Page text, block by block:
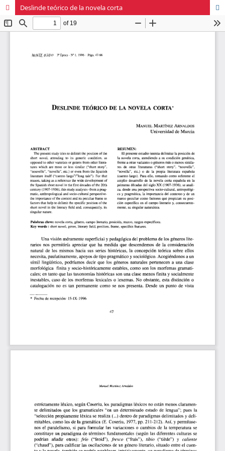
Deslinde teórico de la novela corta